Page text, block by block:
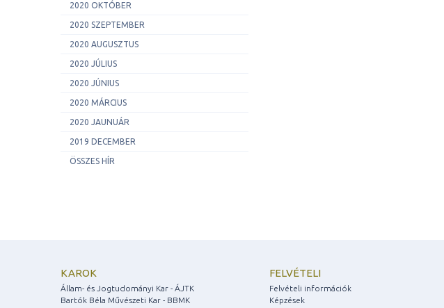
2020 OKTÓBER
2020 SZEPTEMBER
2020 AUGUSZTUS
2020 JÚLIUS
2020 JÚNIUS
2020 MÁRCIUS
2020 JAUNUÁR
2019 DECEMBER
ÖSSZES HÍR
KAROK
Állam- és Jogtudományi Kar - ÁJTK
Bartók Béla Művészeti Kar - BBMK
FELVÉTELI
Felvételi információk
Képzések